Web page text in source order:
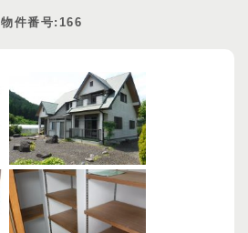
物件番号:166